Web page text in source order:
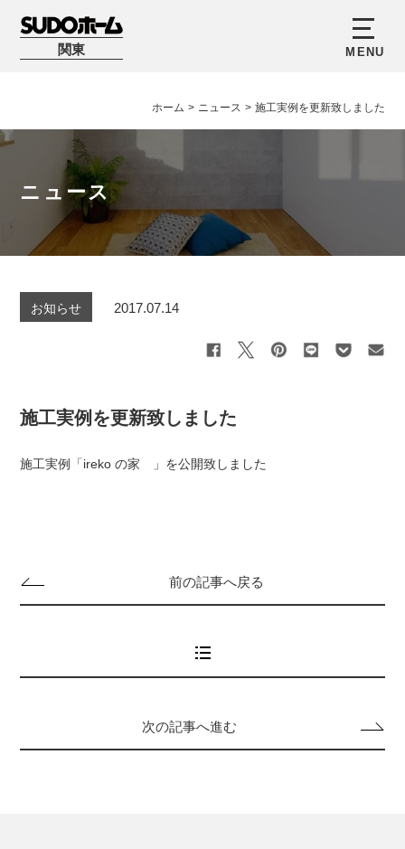
関東
ホーム > ニュース > 施工実例を更新致しました
ニュース
お知らせ 2017.07.14
施工実例を更新致しました
施工実例「ireko の家 」を公開致しました
前の記事へ戻る
次の記事へ進む